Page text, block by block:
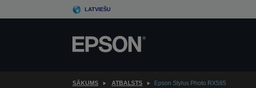
to
LATVIEŠU
SĀKUMS ATBALSTS Epson Stylus Photo RX585